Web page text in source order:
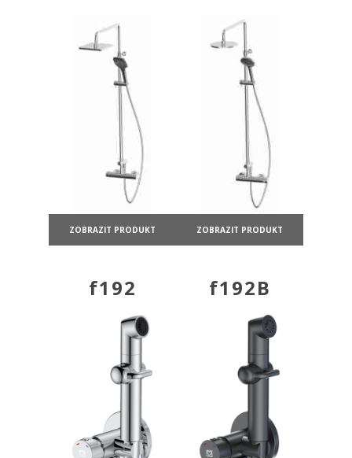
ZOBRAZIT PRODUKT ZOBRAZIT PRODUKT
f192 f192B